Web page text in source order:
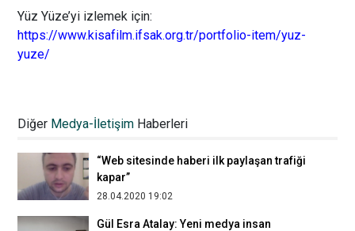
Yüz Yüze’yi izlemek için:
https://www.kisafilm.ifsak.org.tr/portfolio-item/yuz-
yuze/
Diğer Medya-İletişim Haberleri
05.01.2022 20:33
“Web sitesinde haberi ilk paylaşan trafiği
kapar”
28.04.2020 19:02
Gül Esra Atalay: Yeni medya insan